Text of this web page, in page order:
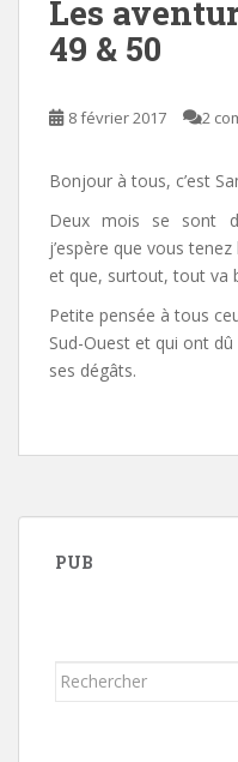
Les
49 & 50
8 février 2017 2
Bonjour à tous, c’est
Deux mois se sont
j’espère que vous
et que, surtout, tout va
Petite pensée à tous
Sud-Ouest et qui ont
ses dégâts.
PUB
Rechercher...